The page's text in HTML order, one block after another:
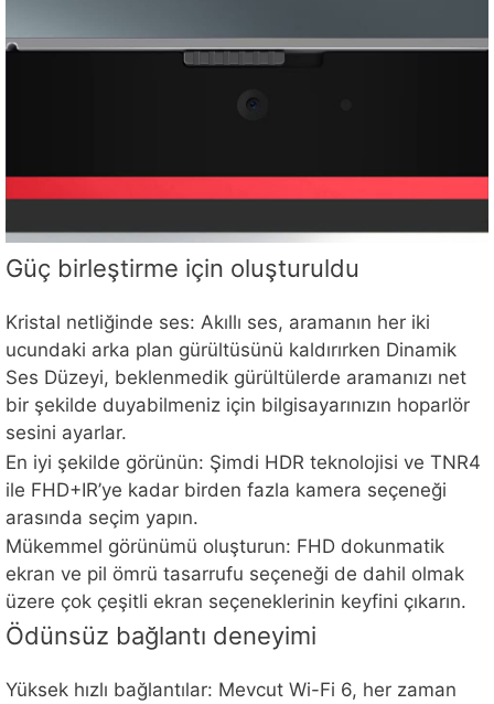
Güç birleştirme için oluşturuldu
Kristal netliğinde ses: Akıllı ses, aramanın her iki
ucundaki arka plan gürültüsünü kaldırırken Dinamik
Ses Düzeyi, beklenmedik gürültülerde aramanızı net
bir şekilde duyabilmeniz için bilgisayarınızın hoparlör
sesini ayarlar.
En iyi şekilde görünün: Şimdi HDR teknolojisi ve TNR4
ile FHD+IR’ye kadar birden fazla kamera seçeneği
arasında seçim yapın.
Mükemmel görünümü oluşturun: FHD dokunmatik
ekran ve pil ömrü tasarrufu seçeneği de dahil olmak
üzere çok çeşitli ekran seçeneklerinin keyfini çıkarın.
Ödünsüz bağlantı deneyimi
Yüksek hızlı bağlantılar: Mevcut Wi-Fi 6, her zaman